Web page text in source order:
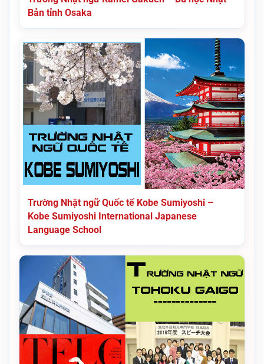
Bản tỉnh Osaka
Trường Nhật ngữ Quốc tế Kobe Sumiyoshi –
Kobe Sumiyoshi International Japanese
Language School